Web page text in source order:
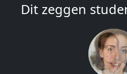
Dit zeggen